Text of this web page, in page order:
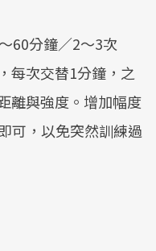
60分鐘／2～3次
每次交替1分鐘，之
離與強度。增加幅度
可，以免突然訓練過